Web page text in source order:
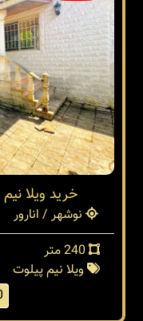
خرید ویلا
نوشهر / انارور
ویلا نیم پیلوت